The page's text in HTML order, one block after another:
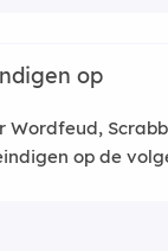
op
Wordfeud,
op de